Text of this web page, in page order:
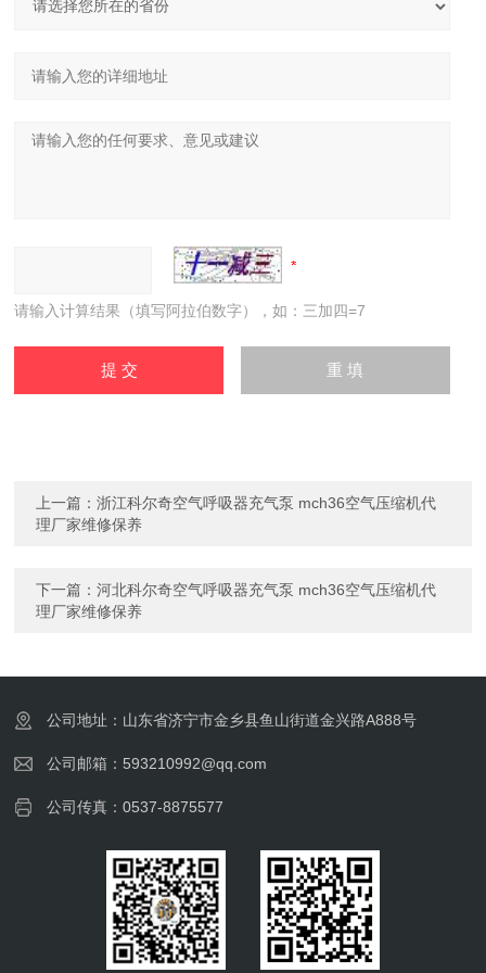
请输入计算结果（填写阿拉伯数字），如：三加四=7
上一篇：浙江科尔奇空气呼吸器充气泵 mch36空气压缩机代
理厂家维修保养
下一篇：河北科尔奇空气呼吸器充气泵 mch36空气压缩机代
理厂家维修保养
公司地址：山东省济宁市金乡县鱼山街道金兴路A888号
公司邮箱：593210992@qq.com
公司传真：0537-8875577